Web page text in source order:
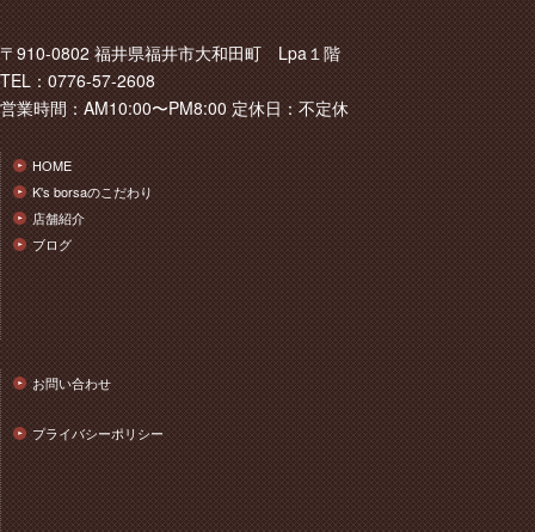
〒910-0802 福井県福井市大和田町 Lpa１階
TEL：0776-57-2608
営業時間：AM10:00〜PM8:00 定休日：不定休
HOME
K's borsaのこだわり
店舗紹介
ブログ
お問い合わせ
プライバシーポリシー